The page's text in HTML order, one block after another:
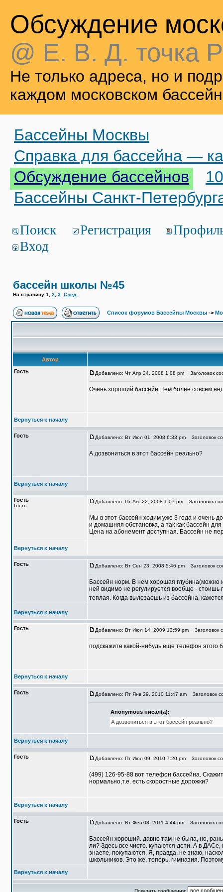
Обсуждение
@ Е. В. Д. точка
Не только адреса, но и
каждом московском
Бассейны Москвы
Справка для бассейна —
Обсуждение бассейнов
Бассейны Санкт-
Поиск Регистрация
Вход
бассейн школы №45
На страницу 1 2 3 След.
Список форумов Бассейны Москвы ->
Автор
Гость
Добавлено: Чт Апр 24, 2008 1:08 pm Заголовок
Очень хороший бассейн. Тем более совсем
Вернуться к началу
Гость Добавлено: Вт Июл 01, 2008 6:33 pm Заголовок
А дозвониться в этот бассейн реально?
Вернуться к началу
Гость
Гость
Добавлено: Пт Авг 22, 2008 1:07 pm Заголовок
Мы в этот бассейн ходим уже 3 года и очень
и домашняя обстановка, а так как бассейн
Цена на абонемент доступная. Бассейн не
Вернуться к началу
Гость Добавлено: Вт Сен 23, 2008 5:46 pm Заголовок
Бассейн норм. В нем хорошая глубина(можно
ней видимо не регулируется вообще - стоишь
теплая. Когда вылезаешь из бассейна,
Вернуться к началу
Гость Добавлено: Вт Июл 14, 2009 12:59 pm Заголовок
подскажите какой-нибудь еще телефон этого
Вернуться к началу
Гость Добавлено: Пт Янв 29, 2010 11:47 am Заголовок
Anonymous писал(а):
А дозвониться в этот бассейн реально?
Вернуться к началу
Гость Добавлено: Пт Июл 09, 2010 7:20 pm Заголовок
(499) 126-95-88 вот телефон бассейна.
нормально,т.е. есть скоростные дорожки?
Вернуться к началу
Гость Добавлено: Вт Фев 08, 2011 4:44 pm Заголовок
Бассейн хороший. давно там не была, но,
ли? Здесь все чисто. купаются дети. А в
знаете, покупаются. Я, правда, не знаю,
школьников. Это же, теперь, гимназия.
Вернуться к началу
Показать сообщения: